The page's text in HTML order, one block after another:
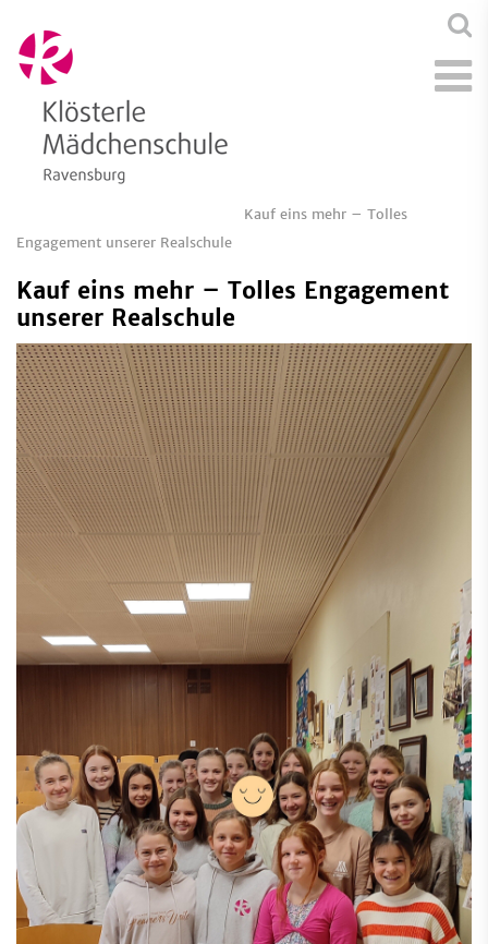
Kauf eins mehr – Tolles
Engagement unserer Realschule
Kauf eins mehr – Tolles Engagement
unserer Realschule